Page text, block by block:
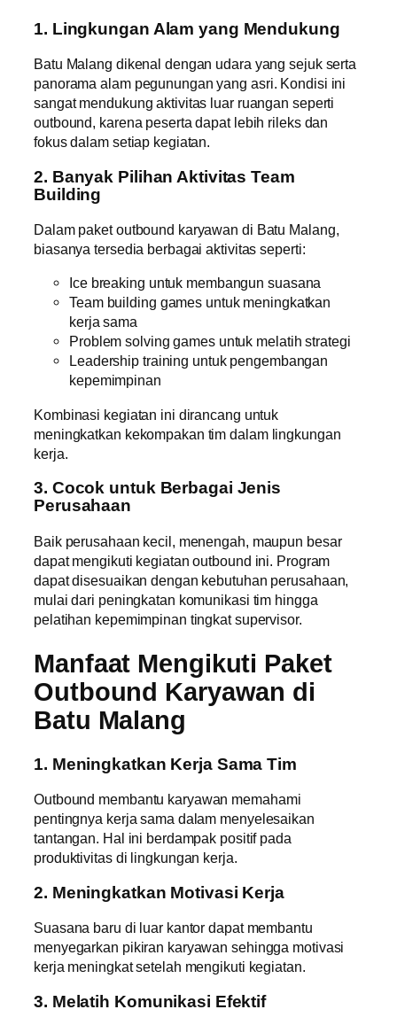
1. Lingkungan Alam yang Mendukung
Batu Malang dikenal dengan udara yang sejuk serta
panorama alam pegunungan yang asri. Kondisi ini
sangat mendukung aktivitas luar ruangan seperti
outbound, karena peserta dapat lebih rileks dan
fokus dalam setiap kegiatan.
2. Banyak Pilihan Aktivitas Team
Building
Dalam paket outbound karyawan di Batu Malang,
biasanya tersedia berbagai aktivitas seperti:
Ice breaking untuk membangun suasana
Team building games untuk meningkatkan
kerja sama
Problem solving games untuk melatih strategi
Leadership training untuk pengembangan
kepemimpinan
Kombinasi kegiatan ini dirancang untuk
meningkatkan kekompakan tim dalam lingkungan
kerja.
3. Cocok untuk Berbagai Jenis
Perusahaan
Baik perusahaan kecil, menengah, maupun besar
dapat mengikuti kegiatan outbound ini. Program
dapat disesuaikan dengan kebutuhan perusahaan,
mulai dari peningkatan komunikasi tim hingga
pelatihan kepemimpinan tingkat supervisor.
Manfaat Mengikuti Paket
Outbound Karyawan di
Batu Malang
1. Meningkatkan Kerja Sama Tim
Outbound membantu karyawan memahami
pentingnya kerja sama dalam menyelesaikan
tantangan. Hal ini berdampak positif pada
produktivitas di lingkungan kerja.
2. Meningkatkan Motivasi Kerja
Suasana baru di luar kantor dapat membantu
menyegarkan pikiran karyawan sehingga motivasi
kerja meningkat setelah mengikuti kegiatan.
3. Melatih Komunikasi Efektif